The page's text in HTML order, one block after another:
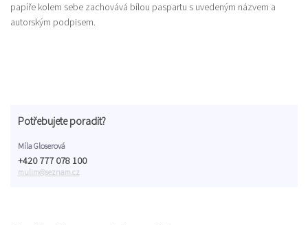
papíře kolem sebe zachovává bílou paspartu s uvedeným názvem a
autorským podpisem.
Potřebujete poradit?
Míla Gloserová
+420 777 078 100
mulim@seznam.cz